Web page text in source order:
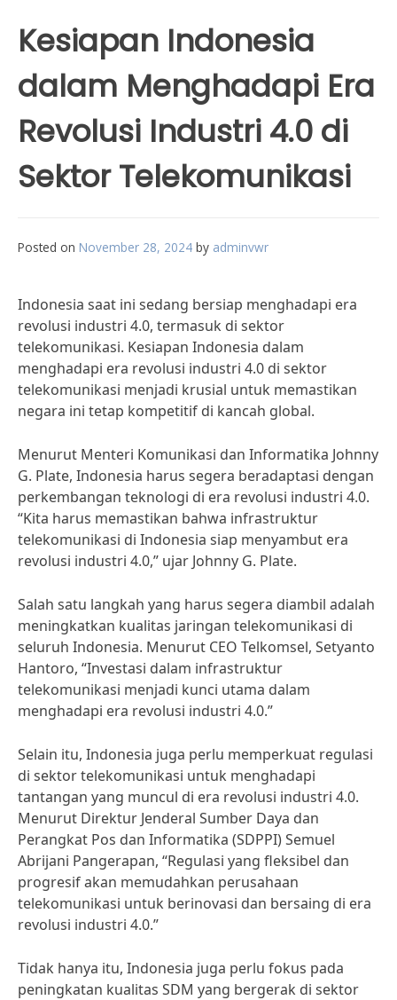
Kesiapan Indonesia
dalam Menghadapi Era
Revolusi Industri 4.0 di
Sektor Telekomunikasi
Posted on November 28, 2024 by adminvwr
Indonesia saat ini sedang bersiap menghadapi era
revolusi industri 4.0, termasuk di sektor
telekomunikasi. Kesiapan Indonesia dalam
menghadapi era revolusi industri 4.0 di sektor
telekomunikasi menjadi krusial untuk memastikan
negara ini tetap kompetitif di kancah global.
Menurut Menteri Komunikasi dan Informatika Johnny
G. Plate, Indonesia harus segera beradaptasi dengan
perkembangan teknologi di era revolusi industri 4.0.
“Kita harus memastikan bahwa infrastruktur
telekomunikasi di Indonesia siap menyambut era
revolusi industri 4.0,” ujar Johnny G. Plate.
Salah satu langkah yang harus segera diambil adalah
meningkatkan kualitas jaringan telekomunikasi di
seluruh Indonesia. Menurut CEO Telkomsel, Setyanto
Hantoro, “Investasi dalam infrastruktur
telekomunikasi menjadi kunci utama dalam
menghadapi era revolusi industri 4.0.”
Selain itu, Indonesia juga perlu memperkuat regulasi
di sektor telekomunikasi untuk menghadapi
tantangan yang muncul di era revolusi industri 4.0.
Menurut Direktur Jenderal Sumber Daya dan
Perangkat Pos dan Informatika (SDPPI) Semuel
Abrijani Pangerapan, “Regulasi yang fleksibel dan
progresif akan memudahkan perusahaan
telekomunikasi untuk berinovasi dan bersaing di era
revolusi industri 4.0.”
Tidak hanya itu, Indonesia juga perlu fokus pada
peningkatan kualitas SDM yang bergerak di sektor